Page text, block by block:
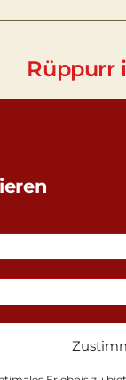
Rüppurr